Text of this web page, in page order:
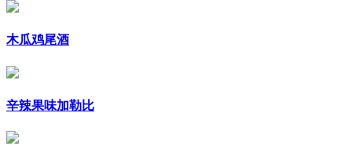
木瓜鸡尾酒
辛辣果味加勒比